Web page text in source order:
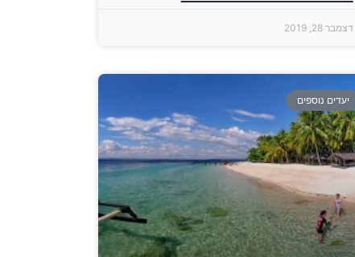
דצמבר 28, 2019
יעדים נוספים